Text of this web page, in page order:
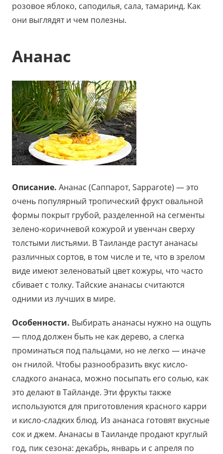
розовое яблоко, саподилья, сала, тамаринд. Как
они выглядят и чем полезны.
Ананас
Описание. Ананас (Cаппарот, Sapparote) — это
очень популярный тропический фрукт овальной
формы покрыт грубой, разделенной на сегменты
зелено-коричневой кожурой и увенчан сверху
толстыми листьями. В Таиланде растут ананасы
различных сортов, в том числе и те, что в зрелом
виде имеют зеленоватый цвет кожуры, что часто
сбивает с толку. Тайские ананасы считаются
одними из лучших в мире.
Особенности. Выбирать ананасы нужно на ощупь
— плод должен быть не как дерево, а слегка
проминаться под пальцами, но не легко — иначе
он гнилой. Чтобы разнообразить вкус кисло-
сладкого ананаса, можно посыпать его солью, как
это делают в Тайланде. Эти фрукты также
используются для приготовления красного карри
и кисло-сладких блюд. Из ананаса готовят вкусные
сок и джем. Ананасы в Таиланде продают круглый
год, пик сезона: декабрь, январь и с апреля по